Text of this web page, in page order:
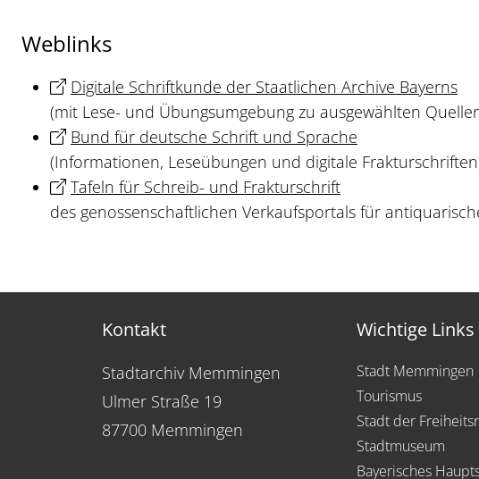
Weblinks
Digitale Schriftkunde der Staatlichen Archive Bayerns
(mit Lese- und Übungsumgebung zu ausgewählten
Bund für deutsche Schrift und Sprache
(Informationen, Leseübungen und digitale
Tafeln für Schreib- und Frakturschrift
des genossenschaftlichen Verkaufsportals für
Kontakt
Stadtarchiv Memmingen
Ulmer Straße 19
87700 Memmingen
Wichtige Links
Stadt Memmingen
Tourismus
Stadt der
Stadtmuseum
Bayerisches